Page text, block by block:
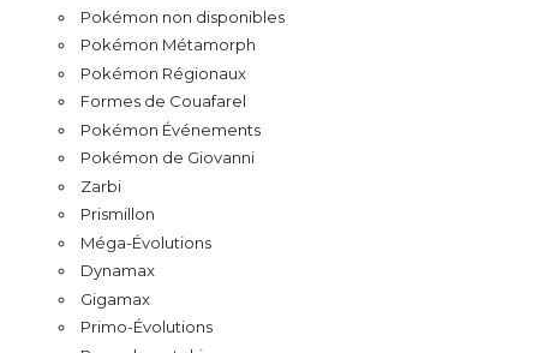
Pokémon non disponibles
Pokémon Métamorph
Pokémon Régionaux
Formes de Couafarel
Pokémon Événements
Pokémon de Giovanni
Zarbi
Prismillon
Méga-Évolutions
Dynamax
Gigamax
Primo-Évolutions